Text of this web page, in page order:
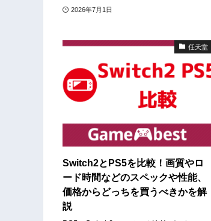
2026年7月1日
任天堂
Switch2とPS5を比較！画質やロ
ード時間などのスペックや性能、
価格からどっちを買うべきかを解
説